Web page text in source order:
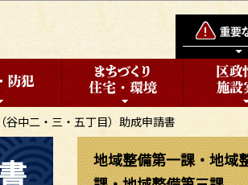
谷中二・三・五丁目）助成申請書
地域整備第一課・地域